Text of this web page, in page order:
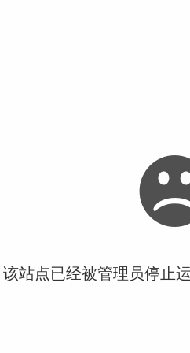
站点已经被管理员停止